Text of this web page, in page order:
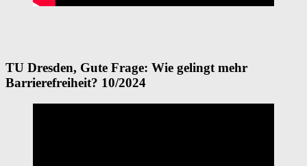
TU Dresden, Gute Frage: Wie gelingt mehr
Barrierefreiheit? 10/2024